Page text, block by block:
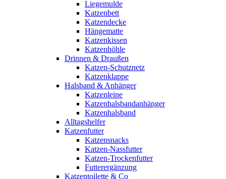
Liegemulde
Katzenbett
Katzendecke
Hängematte
Katzenkissen
Katzenhöhle
Drinnen & Draußen
Katzen-Schutznetz
Katzenklappe
Halsband & Anhänger
Katzenleine
Katzenhalsbandanhänger
Katzenhalsband
Alltagshelfer
Katzenfutter
Katzensnacks
Katzen-Nassfutter
Katzen-Trockenfutter
Futterergänzung
Katzentoilette & Co